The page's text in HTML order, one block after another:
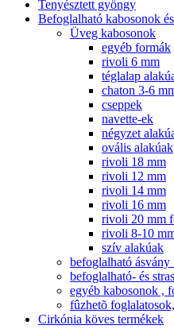
Tenyésztett gyöngy
Befoglalható kabosonok
Üveg kabosonok
egyéb formák
rivoli 6 mm
téglalap
chaton 3-6
cseppek
navette-ek
négyzet
ovális alakúak
rivoli 18 mm
rivoli 12 mm
rivoli 14 mm
rivoli 16 mm
rivoli 20 mm
rivoli 8-10
szív alakúak
befoglalható ásvány
befoglalható- és
egyéb kabosonok ,
fûzhetõ
Cirkónia köves termékek